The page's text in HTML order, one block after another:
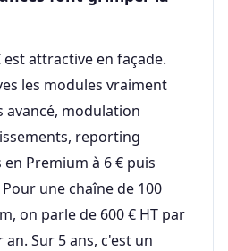
est attractive en façade.
les modules vraiment
avancé, modulation
reporting
Premium à 6 € puis
une chaîne de 100
on parle de 600 € HT par
Sur 5 ans, c'est un